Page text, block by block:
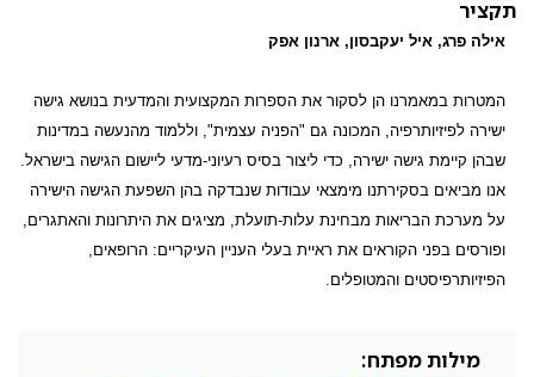
תקציר
אילה פרג, איל יעקבסון, ארנון אפק
המטרות במאמרנו הן לסקור את הספרות המקצועית והמדעית בנושא גישה
ישירה לפיזיותרפיה, המכונה גם "הפניה עצמית", וללמוד מהנעשה במדינות
שבהן קיימת גישה ישירה, כדי ליצור בסיס רעיוני-מדעי ליישום הגישה בישראל.
אנו מביאים בסקירתנו מימצאי עבודות שנבדקה בהן השפעת הגישה הישירה
על מערכת הבריאות מבחינת עלות-תועלת, מציגים את היתרונות והאתגרים,
ופורסים בפני הקוראים את ראיית בעלי העניין העיקריים: הרופאים,
הפיזיותרפיסטים והמטופלים.
מילות מפתח: